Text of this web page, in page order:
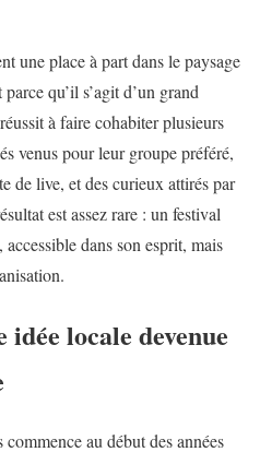
une place à part dans le paysage
qu’il s’agit d’un grand
à faire cohabiter plusieurs
venus pour leur groupe préféré,
de live, et des curieux attirés par
est assez rare : un festival
dans son esprit, mais
idée locale devenue
au début des années